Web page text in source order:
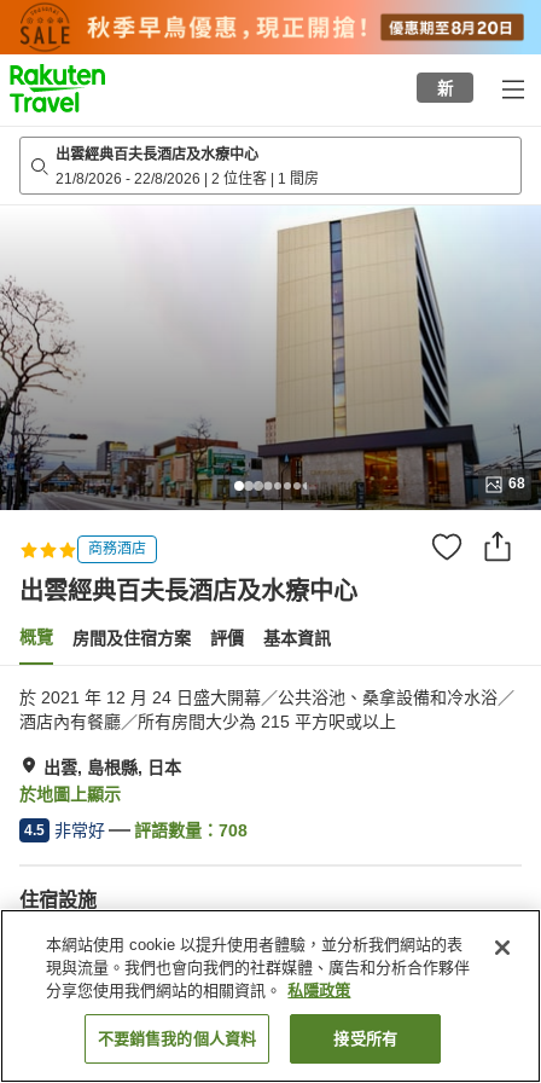
to
top
page
新
出雲經典百夫長酒店及水療中心
21/8/2026 - 22/8/2026 | 2 位住客 | 1 間房
68
商務酒店
出雲經典百夫長酒店及水療中心
概覽 房間及住宿方案 評價 基本資訊
於 2021 年 12 月 24 日盛大開幕／公共浴池、桑拿設備和冷水浴／
酒店內有餐廳／所有房間大少為 215 平方呎或以上
出雲, 島根縣, 日本
於地圖上顯示
4.5 非常好 評語數量： 708
住宿設施
桑拿
餐廳
自動販賣機
收費洗衣房
找客房
本網站使用 cookie 以提升使用者體驗，並分析我們網站的表
現與流量。我們也會向我們的社群媒體、廣告和分析合作夥伴
分享您使用我們網站的相關資訊。
私隱政策
不要銷售我的個人資料 接受所有